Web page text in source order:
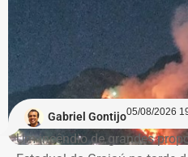
Declaração de bens de
Reprodução/
comprometendo a
A auditoria também aponta
competitividade da licitação,
variação entre as propostas
empresas concorrentes,
termo de referência.
Gabriel Gontijo05/08/2026
Um incêndio de grandes